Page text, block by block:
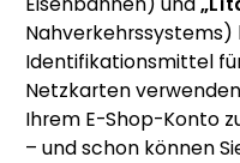
Nahverkehrssystems)
Identifikationsmittel
Netzkarten
Ihrem E-Shop-Konto
– und schon können